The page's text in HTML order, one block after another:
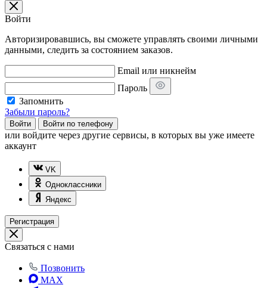
Войти
Авторизировавшись, вы сможете управлять своими личными
данными, следить за состоянием заказов.
Email или никнейм
Пароль
Запомнить
Забыли пароль?
Войти Войти по телефону
или войдите через другие сервисы, в которых вы уже имеете
аккаунт
VK
Одноклассники
Яндекс
Регистрация
Связаться с нами
Позвонить
MAX